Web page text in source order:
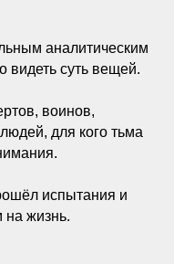
аналитическим
видеть суть вещей.
воинов,
для кого тьма
испытания и
на жизнь.